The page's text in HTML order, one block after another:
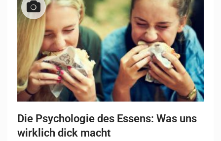
Die Psychologie des Essens: Was uns
wirklich dick macht